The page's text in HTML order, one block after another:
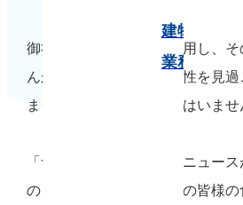
建物管理
業務
御社は、食品タンクを使用し、
んか？または、その重要性を見
ままタンクを使用されてはいませ
「食」の安全性に関するニュー
の日本において、消費者の皆様